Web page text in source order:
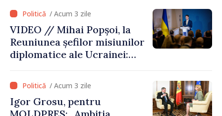
hidrologice din bazinul
râului Nistru și proiecte
comune în infrastructură și
energie
/ Acum 3 zile
VIDEO // Mihai Popșoi, la
Reuniunea șefilor misiunilor
diplomatice ale Ucrainei:
alegerea. Ne-am alăturat
Ucrainei”/ Acum 3 zile
Igor Grosu, pentru